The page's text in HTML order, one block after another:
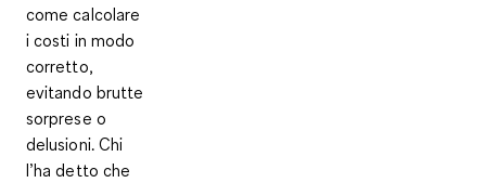
come calcolare
i costi in modo
corretto,
evitando brutte
sorprese o
delusioni. Chi
l’ha detto che